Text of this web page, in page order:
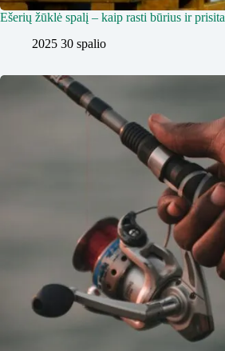
Ešerių žūklė spalį – kaip rasti būrius ir
2025 30 spalio